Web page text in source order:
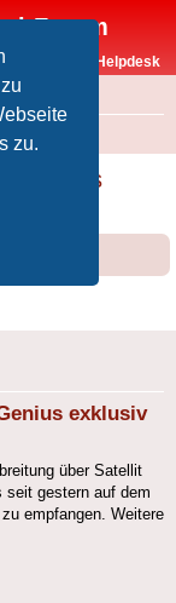
zu.
Forum
Kabel-Helpdesk
Genius
exklusiv
über Satellit
seit gestern auf dem
empfangen. Weitere